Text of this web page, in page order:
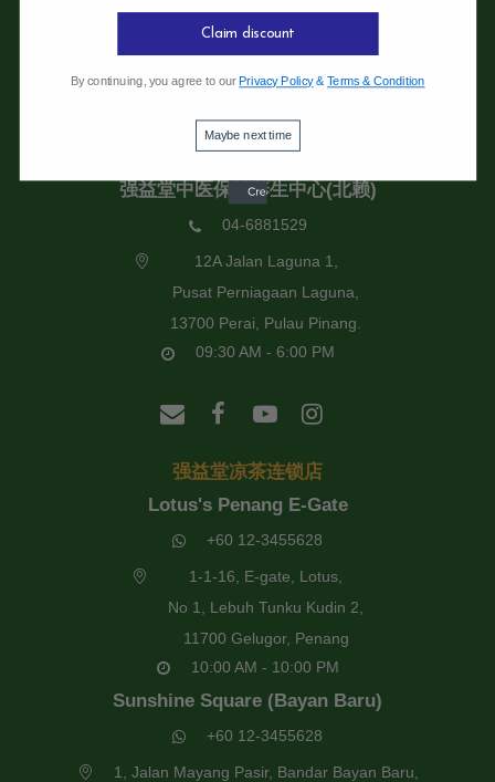
强益堂全息中医诊所(槟岛)
04-2832108
11600 Pulau Pinang.
09:30 AM - 6:00 PM
强益堂中医保健养生中心(北赖)
04-6881529
12A Jalan Laguna 1,
Pusat Perniagaan Laguna,
13700 Perai, Pulau Pinang.
09:30 AM - 6:00 PM
强益堂凉茶连锁店
Lotus's Penang E-Gate
+60 12-3455628
1-1-16, E-gate, Lotus,
No 1, Lebuh Tunku Kudin 2,
11700 Gelugor, Penang
10:00 AM - 10:00 PM
Sunshine Square (Bayan Baru)
+60 12-3455628
1, Jalan Mayang Pasir, Bandar Bayan Baru,
Claim discount
By continuing, you agree to our Privacy Policy&Terms & Condition
Maybe next time